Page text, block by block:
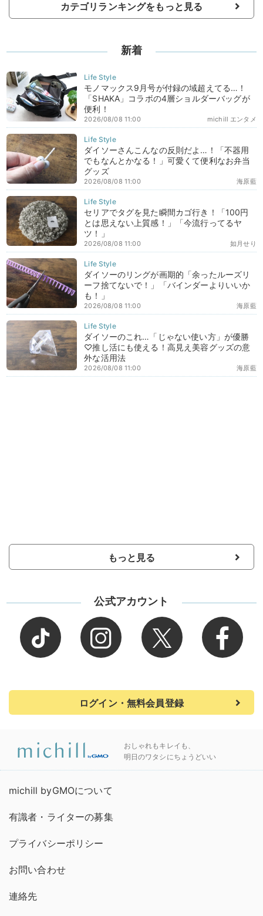
カテゴリランキングをもっと見る
新着
モノマックス9月号が付録の域超えてる…！
「SHAKA」コラボの4層ショルダーバッグが
便利！
michill エンタメ
2026/08/08 11:00
ダイソーさんこんなの反則だよ…！「不器用
でもなんとかなる！」可愛くて便利なお弁当
グッズ
海原藍
2026/08/08 11:00
セリアでタグを見た瞬間カゴ行き！「100円
とは思えない上質感！」「今流行ってるヤ
ツ！」
如月せり
2026/08/08 11:00
ダイソーのリングが画期的「余ったルーズリ
ーフ捨てないで！」「バインダーよりいいか
も！」
海原藍
2026/08/08 11:00
ダイソーのこれ…「じゃない使い方」が優勝
♡推し活にも使える！高見え美容グッズの意
外な活用法
海原藍
2026/08/08 11:00
もっと見る
公式アカウント
ログイン・無料会員登録
おしゃれもキレイも、
明日のワタシにちょうどいい
michill byGMOについて
有識者・ライターの募集
プライバシーポリシー
お問い合わせ
連絡先